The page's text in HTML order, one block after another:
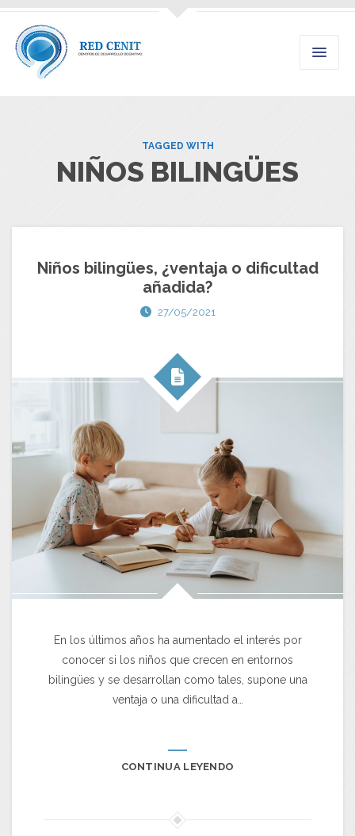
TAGGED WITH
NIÑOS BILINGÜES
Niños bilingües, ¿ventaja o dificultad
añadida?
27/05/2021
En los últimos años ha aumentado el interés por
conocer si los niños que crecen en entornos
bilingües y se desarrollan como tales, supone una
ventaja o una dificultad a…
CONTINUA LEYENDO